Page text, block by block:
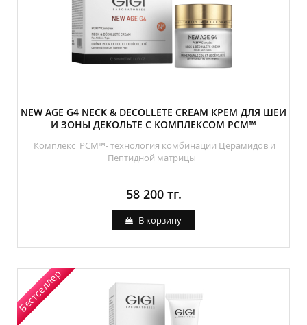
NEW AGE G4 NECK & DECOLLETE CREAM КРЕМ ДЛЯ ШЕИ
И ЗОНЫ ДЕКОЛЬТЕ С КОМПЛЕКСОМ PCM™
Комплекс PCM™- технология комбинации Церамидов и
Пептидной матрицы
58 200 тг.
В корзину
Бестселлер